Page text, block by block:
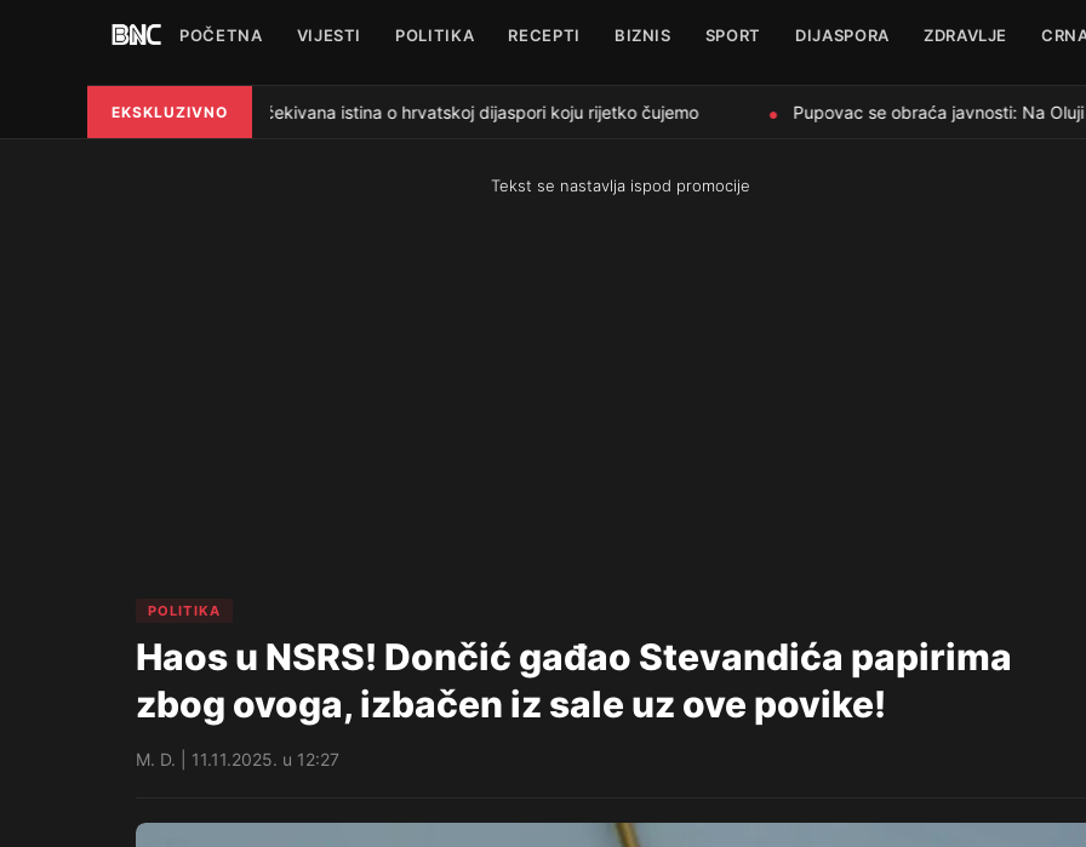
POČETNA VIJESTI POLITIKA RECEPTI BIZNIS SPORT DIJASPORA ZDRAVLJE
EKSKLUZIVNO
● Neočekivana istina o hrvatskoj dijaspori koju rijetko čujemo Pupovac se obraća javnosti: Na
Tekst se nastavlja ispod promocije
POLITIKA
Haos u NSRS! Dončić gađao Stevandića papirima
zbog ovoga, izbačen iz sale uz ove povike!
M. D. | 11.11.2025. u 12:27